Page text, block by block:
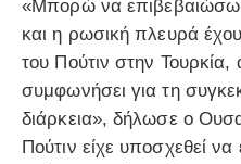
«Μπορώ να επιβεβαιώσω
και η ρωσική πλευρά
του Πούτιν στην
συμφωνήσει για τη
διάρκεια», δήλωσε ο
Πούτιν είχε υποσχεθεί